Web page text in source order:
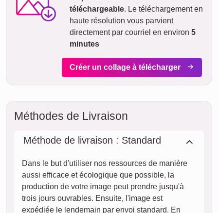
moyennant un supplément (si la commande est passée
avant 8h). Même avec la livraison standard, votre collage -
selon le matériau - sera en route vers vous en quelques
Votre envoi est entièrement assuré contre les dommages ou
pertes lors du transport.
AUJOURD'HUI
Commander maintenant
ven.
sam.
08. août
dim.
09. août